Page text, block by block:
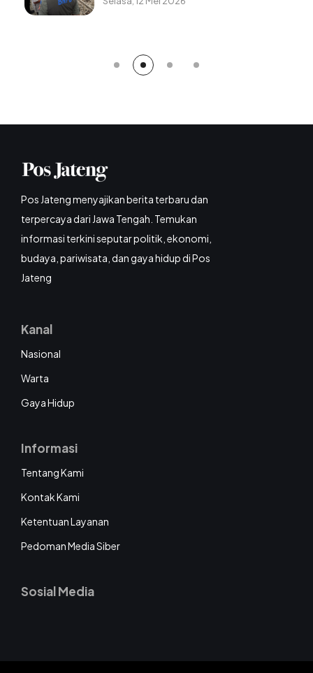
Pos Jateng menyajikan berita terbaru dan
terpercaya dari Jawa Tengah. Temukan
informasi terkini seputar politik, ekonomi,
budaya, pariwisata, dan gaya hidup di Pos
Jateng
Kanal
Nasional
Warta
Gaya Hidup
Informasi
Tentang Kami
Kontak Kami
Ketentuan Layanan
Pedoman Media Siber
Sosial Media